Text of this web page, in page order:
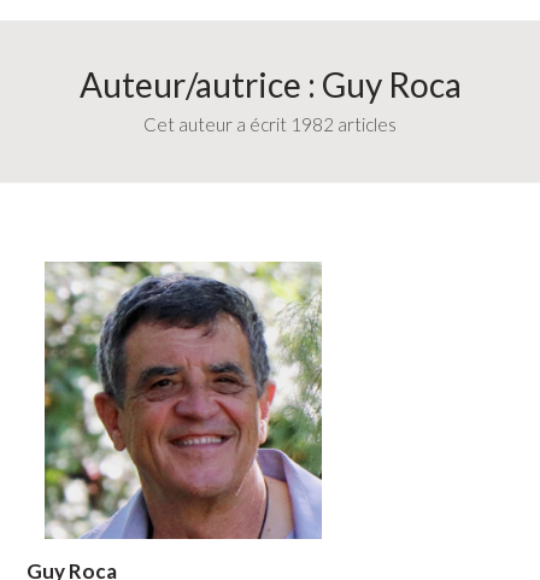
Auteur/autrice : Guy Roca
Cet auteur a écrit 1982 articles
Guy Roca